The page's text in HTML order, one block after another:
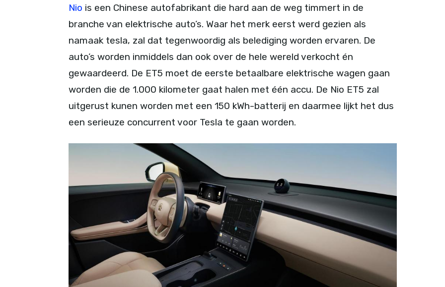
Nio is een Chinese autofabrikant die hard aan de weg timmert in de
branche van elektrische auto’s. Waar het merk eerst werd gezien als
namaak tesla, zal dat tegenwoordig als belediging worden ervaren. De
auto’s worden inmiddels dan ook over de hele wereld verkocht én
gewaardeerd. De ET5 moet de eerste betaalbare elektrische wagen gaan
worden die de 1.000 kilometer gaat halen met één accu. De Nio ET5 zal
uitgerust kunen worden met een 150 kWh-batterij en daarmee lijkt het dus
een serieuze concurrent voor Tesla te gaan worden.